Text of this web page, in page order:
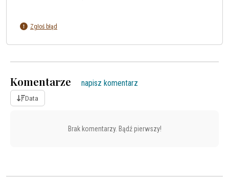
Zgłoś błąd
Komentarze napisz komentarz
Data
Brak komentarzy. Bądź pierwszy!